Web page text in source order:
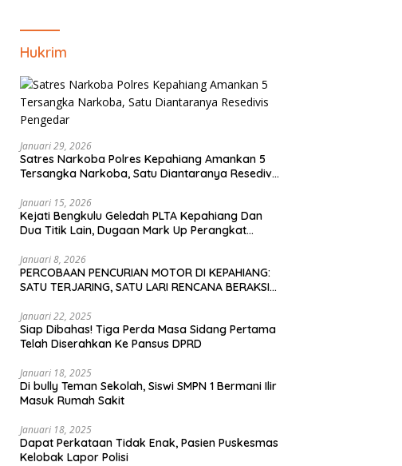
Kepahiang
Hukrim
Januari 29, 2026
Satres Narkoba Polres Kepahiang Amankan 5
Tersangka Narkoba, Satu Diantaranya Resedivis
Januari 15, 2026
Kejati Bengkulu Geledah PLTA Kepahiang Dan
Dua Titik Lain, Dugaan Mark Up Perangkat
Januari 8, 2026
PERCOBAAN PENCURIAN MOTOR DI KEPAHIANG:
SATU TERJARING, SATU LARI RENCANA BERAKSI
Januari 22, 2025
Siap Dibahas! Tiga Perda Masa Sidang Pertama
Telah Diserahkan Ke Pansus DPRD
Januari 18, 2025
Di bully Teman Sekolah, Siswi SMPN 1 Bermani Ilir
Masuk Rumah Sakit
Januari 18, 2025
Dapat Perkataan Tidak Enak, Pasien Puskesmas
Kelobak Lapor Polisi